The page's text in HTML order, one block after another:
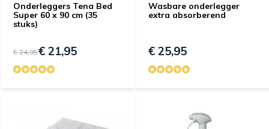
Onderleggers Tena Bed
Super 60 x 90 cm (35
stuks)
€ 24,95€ 21,95
Wasbare onderlegger
extra absorberend
€ 25,95